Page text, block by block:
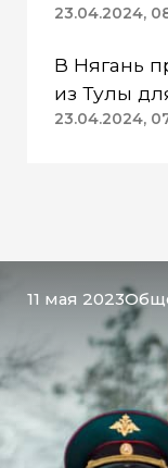
23.04.2024,
В Нягань
из Тулы для обследования
ДК
23.04.2024,
11 мая 2023